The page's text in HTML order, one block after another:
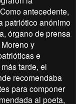
antecedente,
patriótico anónimo
órgano de prensa
y
e
tarde, el
recomendaba
para componer
al poeta,